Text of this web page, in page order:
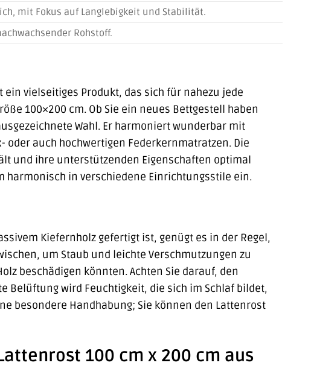
mit Fokus auf Langlebigkeit und Stabilität.
Rohstoff.
vielseitiges Produkt, das sich für nahezu jede
100×200 cm. Ob Sie ein neues Bettgestell haben
Wahl. Er harmoniert wunderbar mit
oder auch hochwertigen Federkernmatratzen. Die
und ihre unterstützenden Eigenschaften optimal
harmonisch in verschiedene Einrichtungsstile ein.
Kiefernholz gefertigt ist, genügt es in der Regel,
um Staub und leichte Verschmutzungen zu
beschädigen könnten. Achten Sie darauf, den
Belüftung wird Feuchtigkeit, die sich im Schlaf bildet,
besondere Handhabung; Sie können den Lattenrost
100 cm x 200 cm aus